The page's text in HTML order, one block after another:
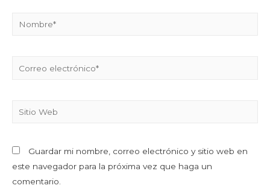
Guardar mi nombre, correo electrónico y sitio web en
este navegador para la próxima vez que haga un
comentario.